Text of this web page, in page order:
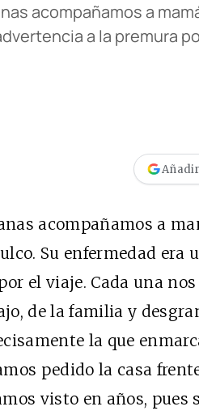
acompañamos a
a la premura
acompañamos a
Su enfermedad era
el viaje. Cada una
de la familia y
la que
pedido la casa
visto en años, pues
márgenes Cine
EDICIÓN